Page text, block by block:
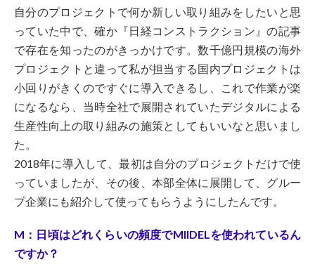
自分のプロジェクトで何か新しい取り組みをしたいと思
っていた中で、確か『日経コンストラクション』の記事
で存在を知ったのがきっかけです。数千億円規模の海外
プロジェクトと違って私が担当する国内プロジェクトは
小回りがきくのですぐに導入できるし、これで作業が楽
になるなら、当時全社で展開されていたデジタルによる
生産性向上の取り組みの施策としてもいいなと思いまし
た。
2018年に導入して、最初は自分のプロジェクトだけで使
っていましたが、その後、本部全体に展開して、グルー
プ企業にも紹介して使ってもらうようにしたんです。
M：日頃はどれくらいの頻度でMIIDELを使われているん
ですか？